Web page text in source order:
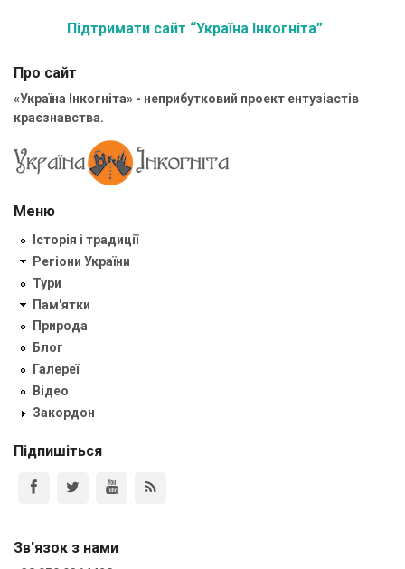
Підтримати сайт “Україна Інкогніта”
Про сайт
«Україна Інкогніта» - неприбутковий проект ентузіастів
краєзнавства.
Меню
Історія і традиції
Регіони України
Тури
Пам'ятки
Природа
Блог
Галереї
Відео
Закордон
Підпишіться
Зв'язок з нами